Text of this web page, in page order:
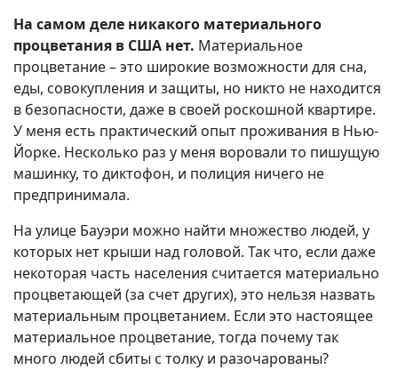
На самом деле никакого материального
процветания в США нет. Материальное
процветание – это широкие возможности для сна,
еды, совокупления и защиты, но никто не находится
в безопасности, даже в своей роскошной квартире.
У меня есть практический опыт проживания в Нью-
Йорке. Несколько раз у меня воровали то пишущую
машинку, то диктофон, и полиция ничего не
предпринимала.
На улице Бауэри можно найти множество людей, у
которых нет крыши над головой. Так что, если даже
некоторая часть населения считается материально
процветающей (за счет других), это нельзя назвать
материальным процветанием. Если это настоящее
материальное процветание, тогда почему так
много людей сбиты с толку и разочарованы?